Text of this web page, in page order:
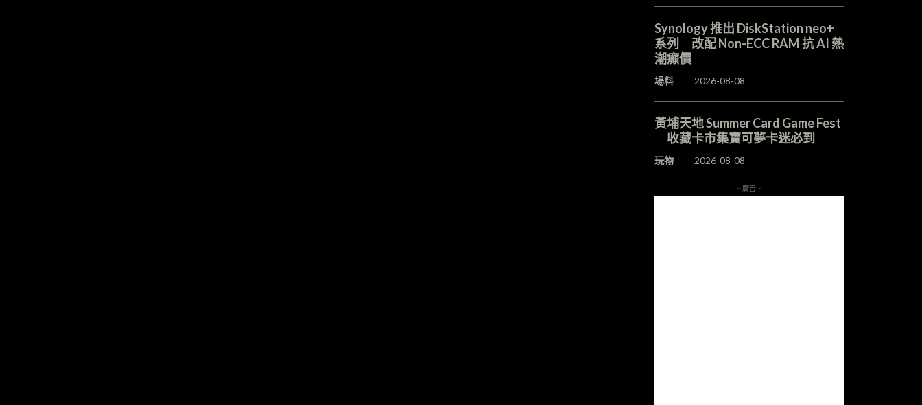
Synology 推出 DiskStation neo+
系列 改配 Non-ECC RAM 抗 AI 熱
潮癲價
場料 2026-08-08
黃埔天地 Summer Card Game Fest
收藏卡市集寶可夢卡迷必到
玩物 2026-08-08
- 廣告 -